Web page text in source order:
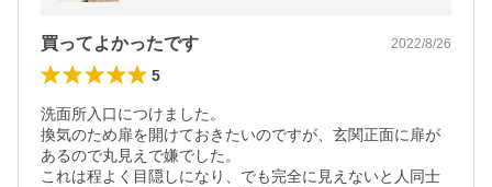
買ってよかったです 2022/8/26
5
洗面所入口につけました。
換気のため扉を開けておきたいのですが、玄関正面に扉が
あるので丸見えで嫌でした。
これは程よく目隠しになり、でも完全に見えないと人同士